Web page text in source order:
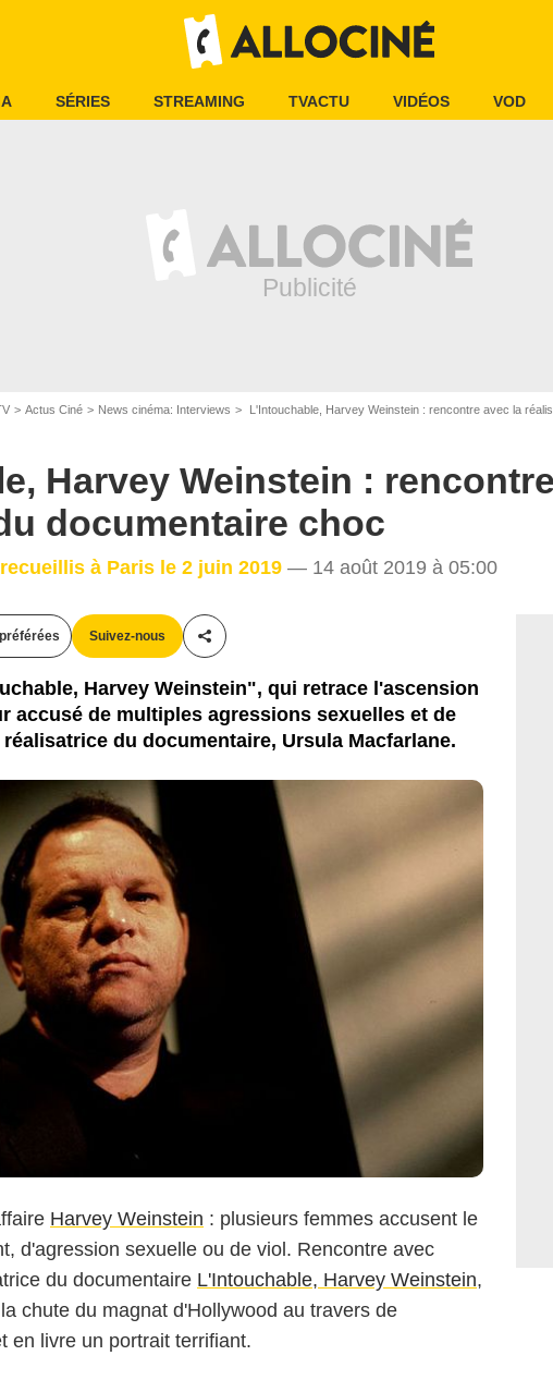
SÉRIES STREAMING TVACTU VIDÉOS VOD
Actus Ciné News cinéma: Interviews L'Intouchable, Harvey Weinstein : rencontre avec la
Harvey Weinstein :
documentaire choc
à Paris le 2 juin 2019 — 14 août 2019 à 05:00
Suivez-nous
Partager cet article
Harvey Weinstein", qui retrace l'ascension
accusé de multiples agressions sexuelles et de
du documentaire, Ursula Macfarlane.
Harvey Weinstein : plusieurs femmes accusent le
d'agression sexuelle ou de viol. Rencontre avec
du documentaire L'Intouchable, Harvey Weinstein,
chute du magnat d'Hollywood au travers de
en livre un portrait terrifiant.